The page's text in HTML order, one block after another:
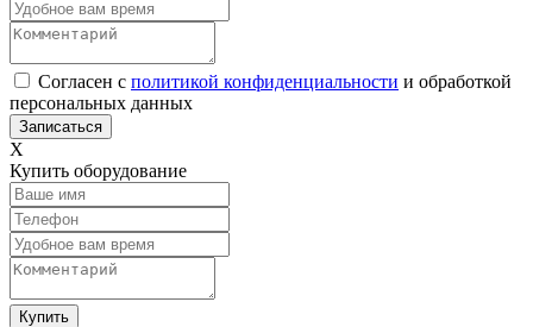
Согласен с политикой конфиденциальности и обработкой
персональных данных
Х
Купить оборудование